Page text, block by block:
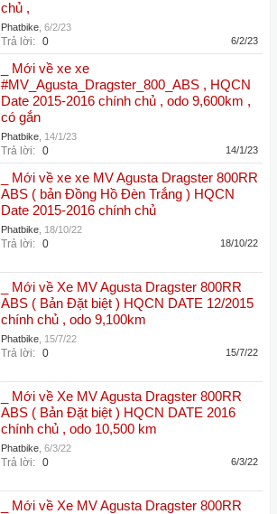
chủ ,
Phatbike 6/2/23
Trả lời: 0 6/2/23
_ Mới về xe xe
#MV_Agusta_Dragster_800_ABS , HQCN
Date 2015-2016 chính chủ , odo 9,600km ,
có gắn
Phatbike 14/1/23
Trả lời: 0 14/1/23
_ Mới về xe xe MV Agusta Dragster 800RR
ABS ( bản Đồng Hồ Đèn Trắng ) HQCN
Date 2015-2016 chính chủ
Phatbike 18/10/22
Trả lời: 0 18/10/22
_ Mới về Xe MV Agusta Dragster 800RR
ABS ( Bản Đặt biệt ) HQCN DATE 12/2015
chính chủ , odo 9,100km
Phatbike 15/7/22
Trả lời: 0 15/7/22
_ Mới về Xe MV Agusta Dragster 800RR
ABS ( Bản Đặt biệt ) HQCN DATE 2016
chính chủ , odo 10,500 km
Phatbike 6/3/22
Trả lời: 0 6/3/22
_ Mới về Xe MV Agusta Dragster 800RR